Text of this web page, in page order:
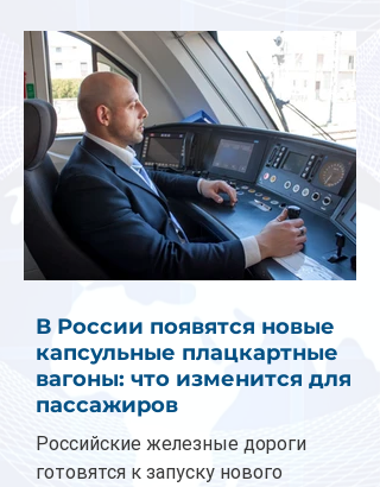
В России появятся новые
капсульные плацкартные
вагоны: что изменится для
пассажиров
Российские железные дороги
готовятся к запуску нового